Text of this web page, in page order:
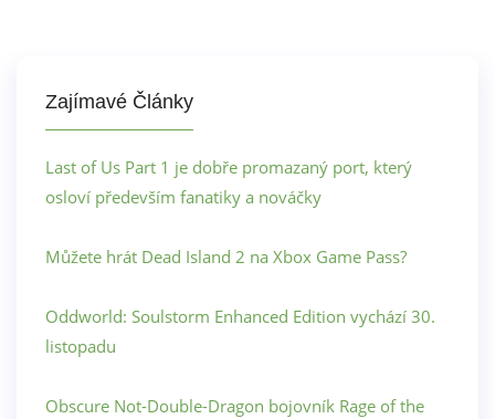
Zajímavé Články
Last of Us Part 1 je dobře promazaný port, který
osloví především fanatiky a nováčky
Můžete hrát Dead Island 2 na Xbox Game Pass?
Oddworld: Soulstorm Enhanced Edition vychází 30.
listopadu
Obscure Not-Double-Dragon bojovník Rage of the